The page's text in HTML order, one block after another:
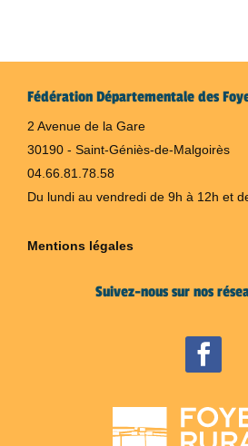
Fédération Départementale des
2 Avenue de la Gare
30190 - Saint-Géniès-de-Malgoirès
04.66.81.78.58
Du lundi au vendredi de 9h à 12h et
Mentions légales
Suivez-nous sur nos